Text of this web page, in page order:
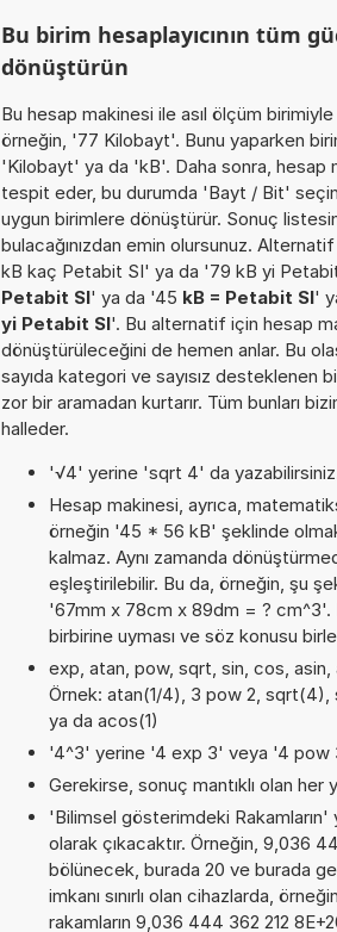
Bu birim hesaplayıcının tüm
dönüştürün
Bu hesap makinesi ile asıl ölçüm
örneğin, '77 Kilobayt'. Bunu yaparken
'Kilobayt' ya da 'kB'. Daha sonra, hesap
tespit eder, bu durumda 'Bayt / Bit'
uygun birimlere dönüştürür. Sonuç
bulacağınızdan emin olursunuz.
kB kaç Petabit SI' ya da '79 kB yi
Petabit SI' ya da '45 kB = Petabit SI'
yi Petabit SI'. Bu alternatif için hesap
dönüştürüleceğini de hemen anlar. Bu
sayıda kategori ve sayısız desteklenen
zor bir aramadan kurtarır. Tüm bunları
halleder.
'√4' yerine 'sqrt 4' da
Hesap makinesi, ayrıca,
örneğin '45 * 56 kB' şeklinde
kalmaz. Aynı zamanda
eşleştirilebilir. Bu da, örneğin, şu
'67mm x 78cm x 89dm = ? cm^3'.
birbirine uyması ve söz konusu
exp, atan, pow, sqrt, sin, cos, asin,
Örnek: atan(1/4), 3 pow 2,
ya da acos(1)
'4^3' yerine '4 exp 3' veya '4 pow
Gerekirse, sonuç mantıklı olan her
'Bilimsel gösterimdeki Rakamların'
olarak çıkacaktır. Örneğin, 9,036
bölünecek, burada 20 ve burada
imkanı sınırlı olan cihazlarda,
rakamların 9,036 444 362 212